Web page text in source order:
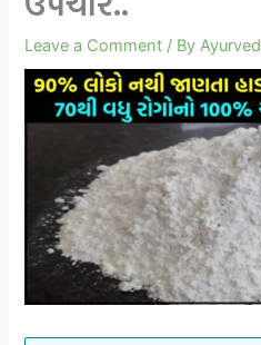
Leave a Comment / By